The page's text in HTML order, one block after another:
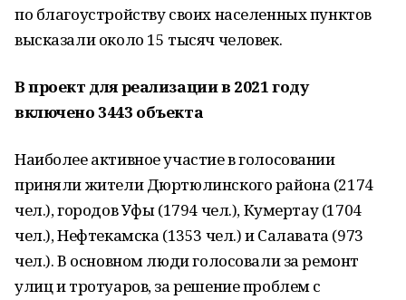
по благоустройству своих населенных пунктов
высказали около 15 тысяч человек.
В проект для реализации в 2021 году
включено 3443 объекта
Наиболее активное участие в голосовании
приняли жители Дюртюлинского района (2174
чел.), городов Уфы (1794 чел.), Кумертау (1704
чел.), Нефтекамска (1353 чел.) и Салавата (973
чел.). В основном люди голосовали за ремонт
улиц и тротуаров, за решение проблем с